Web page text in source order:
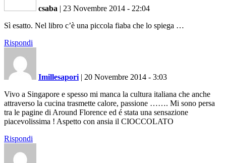
csaba | 23 Novembre 2014 - 22:04
Sì esatto. Nel libro c’è una piccola fiaba che lo spiega …
Rispondi
Imillesapori | 20 Novembre 2014 - 3:03
Vivo a Singapore e spesso mi manca la cultura italiana che anche
attraverso la cucina trasmette calore, passione ……. Mi sono persa
tra le pagine di Around Florence ed é stata una sensazione
piacevolissima ! Aspetto con ansia il CIOCCOLATO
Rispondi